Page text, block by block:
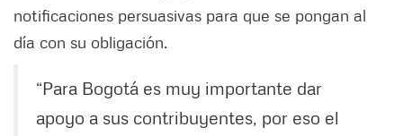
notificaciones persuasivas para que se pongan al
día con su obligación.
“Para Bogotá es muy importante dar
apoyo a sus contribuyentes, por eso el